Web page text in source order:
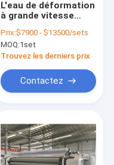
L'eau de déformation
à grande vitesse
Loom de machine du
métier à tisser de
ratière de bec simple
Prix:$7900 - $13500/sets
MOQ:1set
Trouvez les derniers prix
Contactez